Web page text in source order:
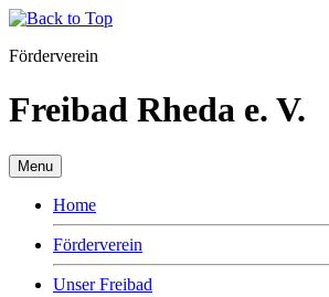
Förderverein
Freibad Rheda e. V.
Menu
Home
Förderverein
Unser Freibad